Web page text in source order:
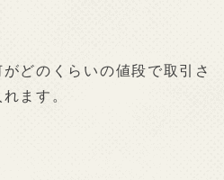
どのくらいの値段で取引さ
ます。